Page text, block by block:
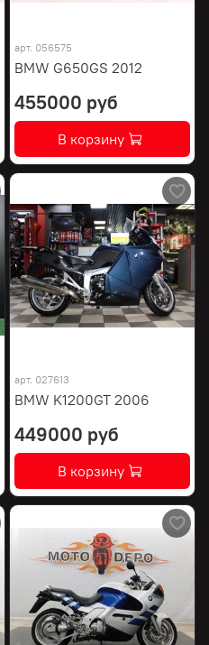
арт. 056575
BMW G650GS 2012
455000 руб
В корзину
арт. 027613
BMW K1200GT 2006
449000 руб
В корзину